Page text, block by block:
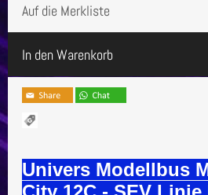
Auf die Merkliste
In den Warenkorb
Univers Modellbus